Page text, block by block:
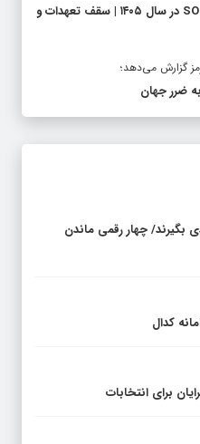
ایمپلنت دندان با بیمه تکمیلی SOS در سال ۱۴۰۵ | سقف تعهدات و
گزارش می‌دهد؛
ضرر جهان
بگیرند/ چهار رقمی ماندن
برای انتخابات